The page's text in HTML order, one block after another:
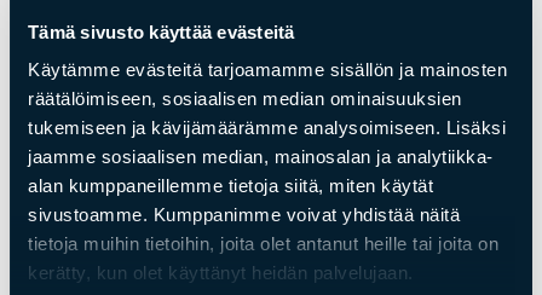
Tämä sivusto käyttää evästeitä
Käytämme evästeitä tarjoamamme sisällön ja mainosten
räätälöimiseen, sosiaalisen median ominaisuuksien
tukemiseen ja kävijämäärämme analysoimiseen. Lisäksi
jaamme sosiaalisen median, mainosalan ja analytiikka-
alan kumppaneillemme tietoja siitä, miten käytät
sivustoamme. Kumppanimme voivat yhdistää näitä
tietoja muihin tietoihin, joita olet antanut heille tai joita on
kerätty, kun olet käyttänyt heidän palvelujaan.
Saat­tai­sit ol­la kiin­nos­tu­nut
myös näis­tä